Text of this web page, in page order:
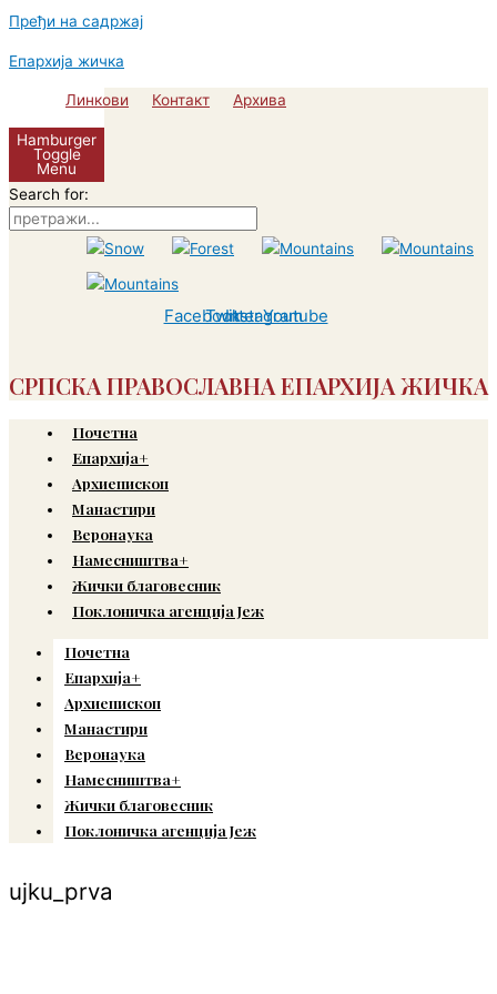
Пређи на садржај
Епархија жичка
Линкови Контакт Архива
Hamburger
Toggle
Menu
Search for:
Facebook
Twitter
Instagram
Youtube
СРПСКА ПРАВОСЛАВНА ЕПАРХИЈА ЖИЧКА
Почетна
Епархија+
Архиепископ
Манастири
Веронаука
Намесништва+
Жички благовесник
Поклоничка агенција Јеж
Почетна
Епархија+
Архиепископ
Манастири
Веронаука
Намесништва+
Жички благовесник
Поклоничка агенција Јеж
ujku_prva